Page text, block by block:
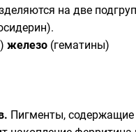
на две
железо (гематины)
Пигменты, содержащие